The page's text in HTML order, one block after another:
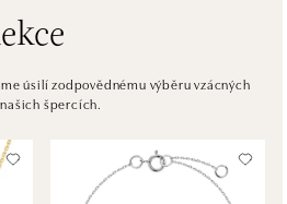
Bratislava
Bratislava
úsilí zodpovědnému výběru vzácných
špercích.